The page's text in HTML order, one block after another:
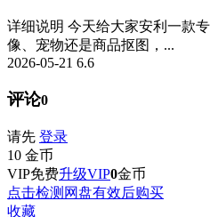
详细说明 今天给大家安利一款
像、宠物还是商品抠图，...
2026-05-21 6.6
评论0
请先 登录
10 金币
VIP免费升级VIP0金币
点击检测网盘有效后购买
收藏